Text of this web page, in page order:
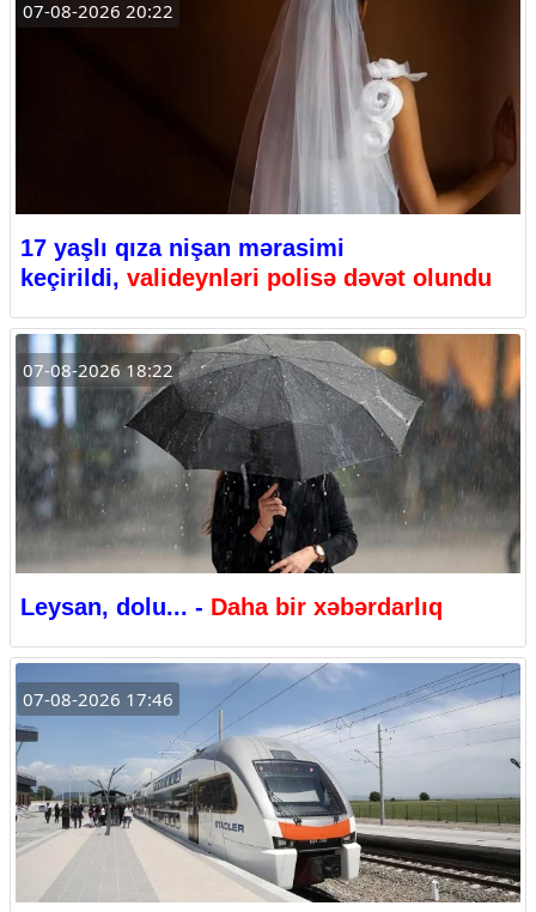
07-08-2026 20:22
17 yaşlı qıza nişan mərasimi
keçirildi, valideynləri polisə dəvət olundu
07-08-2026 18:22
Leysan, dolu... - Daha bir xəbərdarlıq
07-08-2026 17:46